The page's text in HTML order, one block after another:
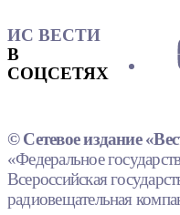
ИС ВЕСТИ
В
СОЦСЕТЯХ
© Сетевое издание
«Федеральное
Всероссийская
радиовещательная